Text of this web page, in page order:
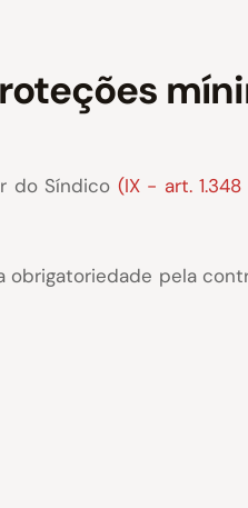
do Síndico (IX - art.
obrigatoriedade pela